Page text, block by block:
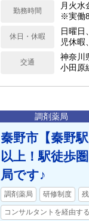
勤務時間
月火水
※実働
休日・休暇
日曜日
児休暇
交通
神奈川
小田原
調剤薬局
秦野市【秦野
以上！駅徒歩
局です♪
調剤薬局 研修制度
コンサルタントを経由す